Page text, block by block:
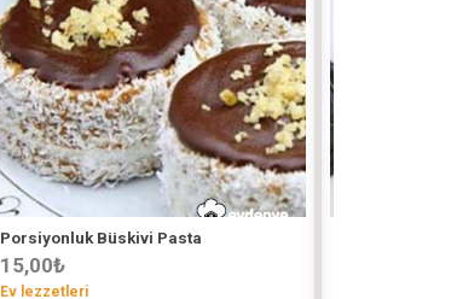
Porsiyonluk Büskivi Pasta
15,00₺
Ev lezzetleri